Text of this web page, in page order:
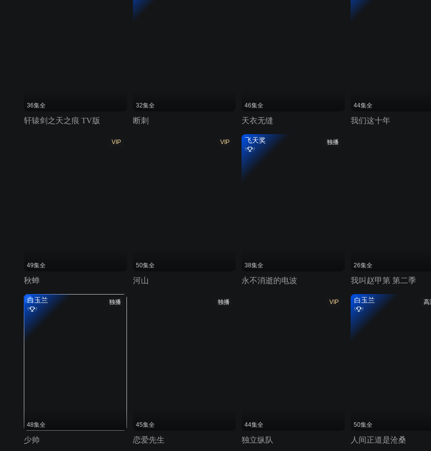
36集全
轩辕剑之天之痕 TV版
32集全
断刺
46集全
天衣无缝
44集全
我们这十年
VIP
49集全
秋蝉
VIP
50集全
河山
独播
飞天奖
38集全
永不消逝的电波
26集全
我叫赵甲第 第二季
独播
白玉兰
48集全
少帅
独播
45集全
恋爱先生
VIP
44集全
独立纵队
高
白玉兰
50集全
人间正道是沧桑